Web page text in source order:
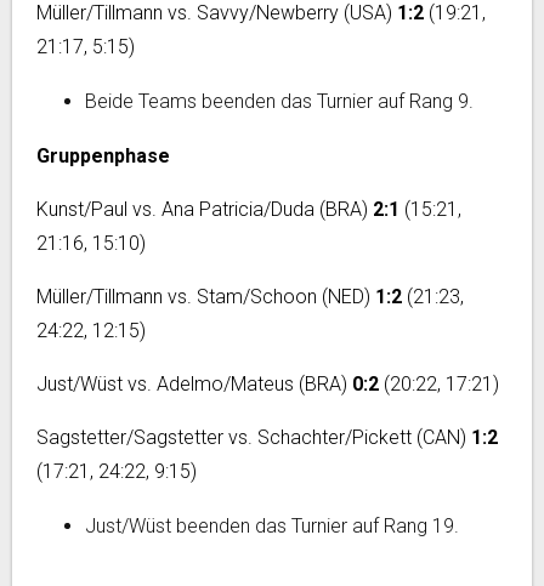
Müller/Tillmann vs. Savvy/Newberry (USA) 1:2 (19:21,
21:17, 5:15)
Beide Teams beenden das Turnier auf Rang 9.
Gruppenphase
Kunst/Paul vs. Ana Patricia/Duda (BRA) 2:1 (15:21,
21:16, 15:10)
Müller/Tillmann vs. Stam/Schoon (NED) 1:2 (21:23,
24:22, 12:15)
Just/Wüst vs. Adelmo/Mateus (BRA) 0:2 (20:22, 17:21)
Sagstetter/Sagstetter vs. Schachter/Pickett (CAN) 1:2
(17:21, 24:22, 9:15)
Just/Wüst beenden das Turnier auf Rang 19.